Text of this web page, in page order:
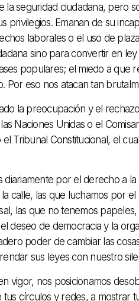
seguridad ciudadana, pero
privilegios. Emanan de su
laborales o el uso de
sino para convertir en
populares; el miedo a que
eso nos atacan tan
la preocupación y el
Naciones Unidas o el
Tribunal Constitucional, el
por el derecho a
calle, las que luchamos por
las que no tenemos
deseo de democracia y la
poder de cambiar las
sus leyes con nuestro
vigor, nos posicionamos
círculos y redes, a mostrar